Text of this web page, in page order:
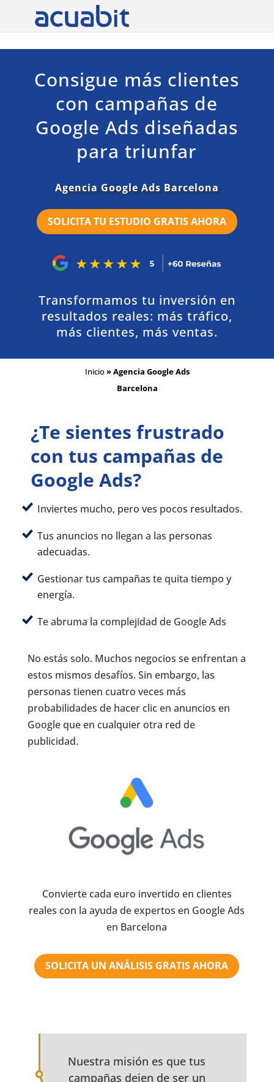
Consigue más clientes
con campañas de
Google Ads diseñadas
para triunfar
Agencia Google Ads Barcelona
SOLICITA TU ESTUDIO GRATIS AHORA
Transformamos tu inversión en
resultados reales: más tráfico,
más clientes, más ventas.
Inicio»Agencia Google Ads
Barcelona
¿Te sientes frustrado
con tus campañas de
Google Ads?
Inviertes mucho, pero ves pocos resultados.
Tus anuncios no llegan a las personas
adecuadas.
Gestionar tus campañas te quita tiempo y
energía.
Te abruma la complejidad de Google Ads
No estás solo. Muchos negocios se enfrentan a
estos mismos desafíos. Sin embargo, las
personas tienen cuatro veces más
probabilidades de hacer clic en anuncios en
Google que en cualquier otra red de
publicidad.
Convierte cada euro invertido en clientes
reales con la ayuda de expertos en Google Ads
en Barcelona
SOLICITA UN ANÁLISIS GRATIS AHORA
Nuestra misión es que tus
campañas dejen de ser un